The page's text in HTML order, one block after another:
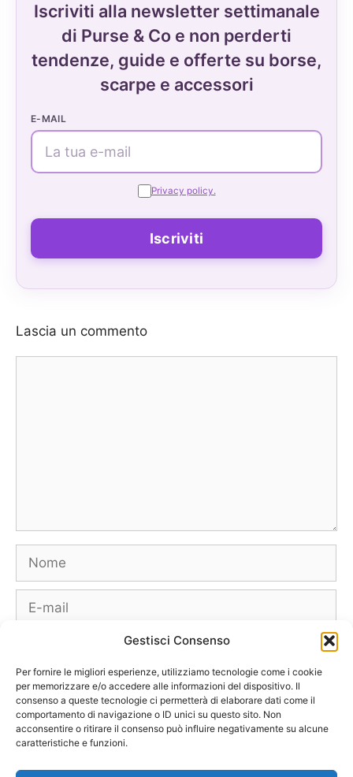
Gestisci Consenso
Per fornire le migliori esperienze, utilizziamo tecnologie come i cookie
per memorizzare e/o accedere alle informazioni del dispositivo. Il
consenso a queste tecnologie ci permetterà di elaborare dati come il
comportamento di navigazione o ID unici su questo sito. Non
acconsentire o ritirare il consenso può influire negativamente su alcune
caratteristiche e funzioni.
Iscriviti alla newsletter settimanale
di Purse & Co e non perderti
tendenze, guide e offerte su borse,
scarpe e accessori
E-MAIL
Privacy policy.
Lascia un commento
Nome
E-
mail
web